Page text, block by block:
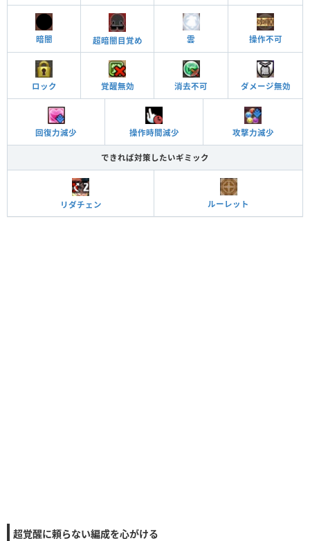
暗闇 超暗闇目覚め 雲 操作不可
ロック 覚醒無効 消去不可 ダメージ無効
回復力減少 操作時間減少 攻撃力減少
できれば対策したいギミック
リダチェン ルーレット
超覚醒に頼らない編成を心がける